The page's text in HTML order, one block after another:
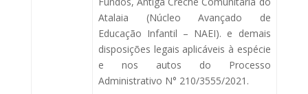
Atalaia (Núcleo Avançado de
Educação Infantil – NAEI). e demais
disposições legais aplicáveis à espécie
e nos autos do Processo
Administrativo N° 210/3555/2021.